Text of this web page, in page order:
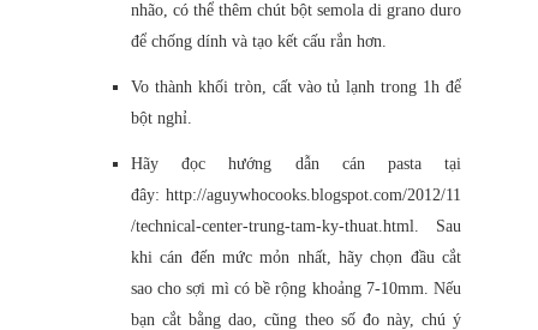
nhão, có thể thêm chút bột semola di grano duro
để chống dính và tạo kết cấu rắn hơn.
Vo thành khối tròn, cất vào tủ lạnh trong 1h để
bột nghỉ.
Hãy đọc hướng dẫn cán pasta tại
đây: http://aguywhocooks.blogspot.com/2012/11
/technical-center-trung-tam-ky-thuat.html. Sau
khi cán đến mức mỏn nhất, hãy chọn đầu cắt
sao cho sợi mì có bề rộng khoảng 7-10mm. Nếu
bạn cắt bằng dao, cũng theo số đo này, chú ý